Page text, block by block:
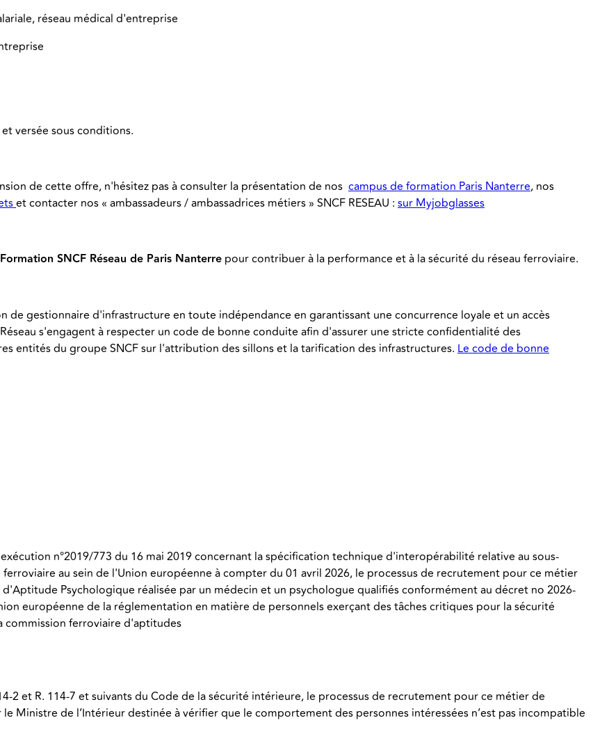
réseau médical d'entreprise
versée sous conditions.
de cette offre, n'hésitez pas à consulter la présentation de nos campus de formation Paris Nanterre, nos
et contacter nos « ambassadeurs / ambassadrices métiers » SNCF RESEAU : sur Myjobglasses
SNCF Réseau de Paris Nanterre pour contribuer à la performance et à la sécurité du réseau ferroviaire.
de gestionnaire d'infrastructure en toute indépendance en garantissant une concurrence loyale et un accès
s'engagent à respecter un code de bonne conduite afin d'assurer une stricte confidentialité des
entités du groupe SNCF sur l'attribution des sillons et la tarification des infrastructures. Le code de bonne
n°2019/773 du 16 mai 2019 concernant la spécification technique d'interopérabilité relative au sous-
au sein de l'Union européenne à compter du 01 avril 2026, le processus de recrutement pour ce métier
Psychologique réalisée par un médecin et un psychologue qualifiés conformément au décret no 2026-
européenne de la réglementation en matière de personnels exerçant des tâches critiques pour la sécurité
commission ferroviaire d'aptitudes
2 et R. 114-7 et suivants du Code de la sécurité intérieure, le processus de recrutement pour ce métier de
Ministre de l’Intérieur destinée à vérifier que le comportement des personnes intéressées n’est pas incompatible